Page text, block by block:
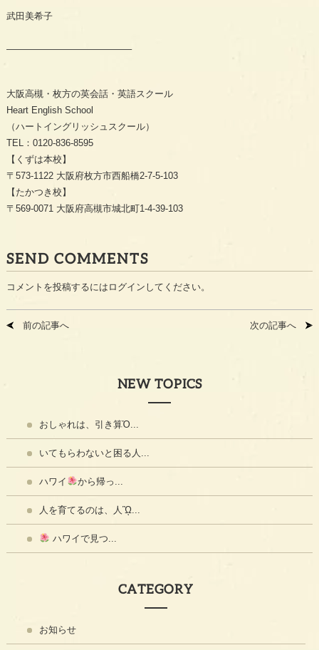
武田美希子
—————————————–
大阪高槻・枚方の英会話・英語スクール
Heart English School
（ハートイングリッシュスクール）
TEL：0120-836-8595
【くずは本校】
〒573-1122 大阪府枚方市西船橋2-7-5-103
【たかつき校】
〒569-0071 大阪府高槻市城北町1-4-39-103
SEND COMMENTS
コメントを投稿するには ログイン してください。
前の記事へ 次の記事へ
NEW TOPICS
おしゃれは、引き算Ὀ...
いてもらわないと困る人...
ハワイ から帰っ...
人を育てるのは、人ᾫ...
ハワイで見つ...
CATEGORY
お知らせ